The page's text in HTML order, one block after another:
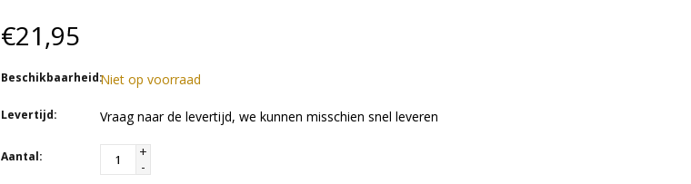
€21,95
Beschikbaarheid:Niet op voorraad
Levertijd: Vraag naar de levertijd, we kunnen misschien snel leveren
Aantal:
+
-